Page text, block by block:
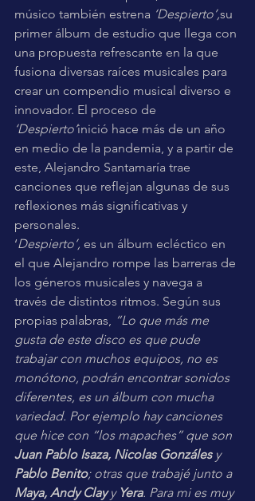
músico también estrena ‘Despierto’,su
primer álbum de estudio que llega con
una propuesta refrescante en la que
fusiona diversas raíces musicales para
crear un compendio musical diverso e
innovador. El proceso de
‘Despierto’inició hace más de un año
en medio de la pandemia, y a partir de
este, Alejandro Santamaría trae
canciones que reflejan algunas de sus
reflexiones más significativas y
personales.
‘Despierto’, es un álbum ecléctico en
el que Alejandro rompe las barreras de
los géneros musicales y navega a
través de distintos ritmos. Según sus
propias palabras,
“Lo que más me
gusta de este disco es que pude
trabajar con muchos equipos, no es
monótono, podrán encontrar sonidos
diferentes, es un álbum con mucha
variedad. Por ejemplo hay canciones
que hice con “los mapaches” que son
Juan Pablo Isaza, Nicolas Gonzáles y
Pablo Benito; otras que trabajé junto a
Maya, Andy Clay y Yera. Para mi es muy